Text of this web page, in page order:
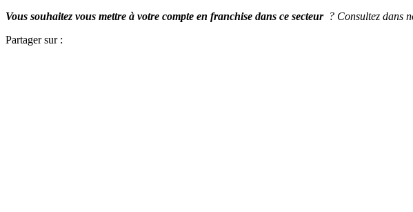
Vous souhaitez vous mettre à votre compte en franchise dans ce secteur ? Consultez dans
Partager sur :